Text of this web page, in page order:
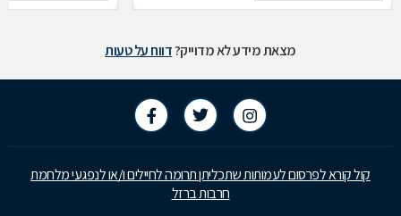
מצאת מידע לא מדוייק?דווח על טעות
קול קורא לפרסום לעמותות שתכליתן תרומה לחיילים ו/או לנפגעי מלחמת
חרבות ברזל